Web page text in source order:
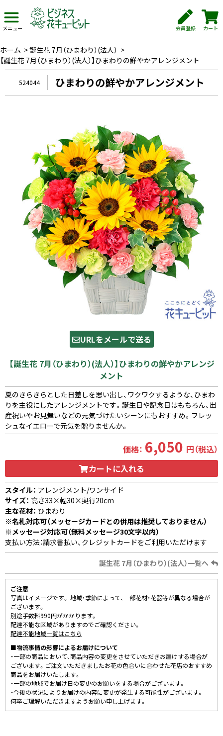
メニュー 会員登録 カート
ホーム >誕生花 7月（ひまわり）(法人） >
【誕生花 7月（ひまわり）(法人）】ひまわりの鮮やかアレンジメント
524044 ひまわりの鮮やかアレンジメント
URLをメールで送る
【誕生花 7月（ひまわり）(法人）】ひまわりの鮮やかアレンジ
メント
夏のきらきらとした日差しを思い出し、ワクワクするような、ひまわ
りを主役にしたアレンジメントです。誕生日や記念日はもちろん、出
産祝いやお見舞いなどの元気づけたいシーンにもおすすめ。フレッ
シュなイエローで元気を贈りませんか。
価格： 6,050 円（税込）
カートに入れる
スタイル： アレンジメント/ワンサイド
サイズ： 高さ33×幅30×奥行20cm
主な花材： ひまわり
※名札対応可（メッセージカードとの併用は推奨しておりません）
※メッセージ対応可（無料メッセージ30文字以内）
支払い方法：請求書払い、クレジットカードをご利用いただけます
誕生花 7月（ひまわり）(法人）一覧へ
ご注意
写真はイメージです。 地域・季節によって、一部花材・花器等が異なる場合が
ございます。
別途手数料990円がかかります。
配達不能な区域がありますのでご確認ください。
配達不能地域一覧はこちら
■物流事情の影響によるお届けについて
・一部の商品において、商品内容の変更をさせていただきお届けする場合が
ございます。ご注文いただきましたお花の色合いに合わせた花店のおすすめ
商品をお届けいたします。
・一部の地域でお届け日の変更のお願いをする場合がございます。
・今後の状況によりお届けの内容に変更が発生する可能性がございます。
何卒ご理解いただきますようお願い申し上げます。